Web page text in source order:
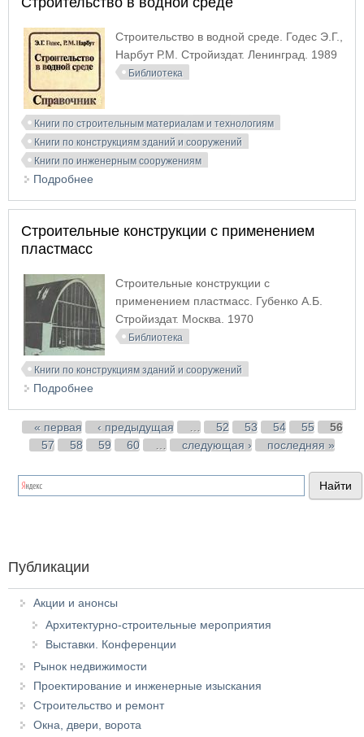
Строительство в водной среде. Годес Э.Г.,
Нарбут Р.М. Стройиздат. Ленинград. 1989
Библиотека
Книги по строительным материалам и технологиям
Книги по конструкциям зданий и сооружений
Книги по инженерным сооружениям
Подробнее
Строительные конструкции с применением
пластмасс
Строительные конструкции с
применением пластмасс. Губенко А.Б.
Стройиздат. Москва. 1970
Библиотека
Книги по конструкциям зданий и сооружений
Подробнее
Страницы
« первая ‹ предыдущая 52 53 54 55
56
57
58 59 60 следующая › последняя »
Публикации
Акции и анонсы
Архитектурно-строительные мероприятия
Выставки. Конференции
Рынок недвижимости
Проектирование и инженерные изыскания
Строительство и ремонт
Окна, двери, ворота